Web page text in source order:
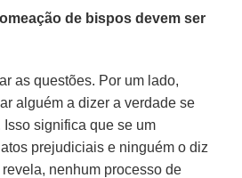
de bispos devem ser
as questões. Por um lado,
alguém a dizer a verdade se
significa que se um
prejudiciais e ninguém o diz
nenhum processo de